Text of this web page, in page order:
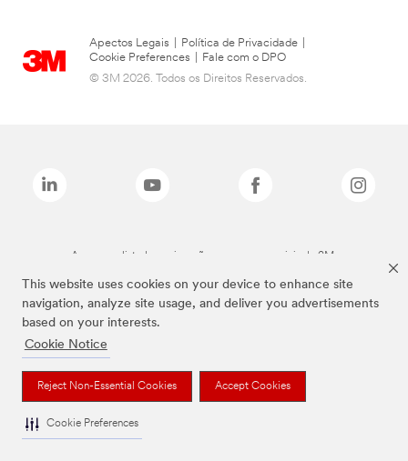
This website uses cookies on your device to enhance site
navigation, analyze site usage, and deliver you advertisements
based on your interests.
Cookie Notice
Reject Non-Essential Cookies Accept Cookies
Cookie Preferences
Apectos Legais Política de Privacidade
Cookie Preferences
Fale com o DPO
© 3M 2026. Todos os Direitos Reservados.
As marcas listadas a cima são marcas comerciais da 3M.